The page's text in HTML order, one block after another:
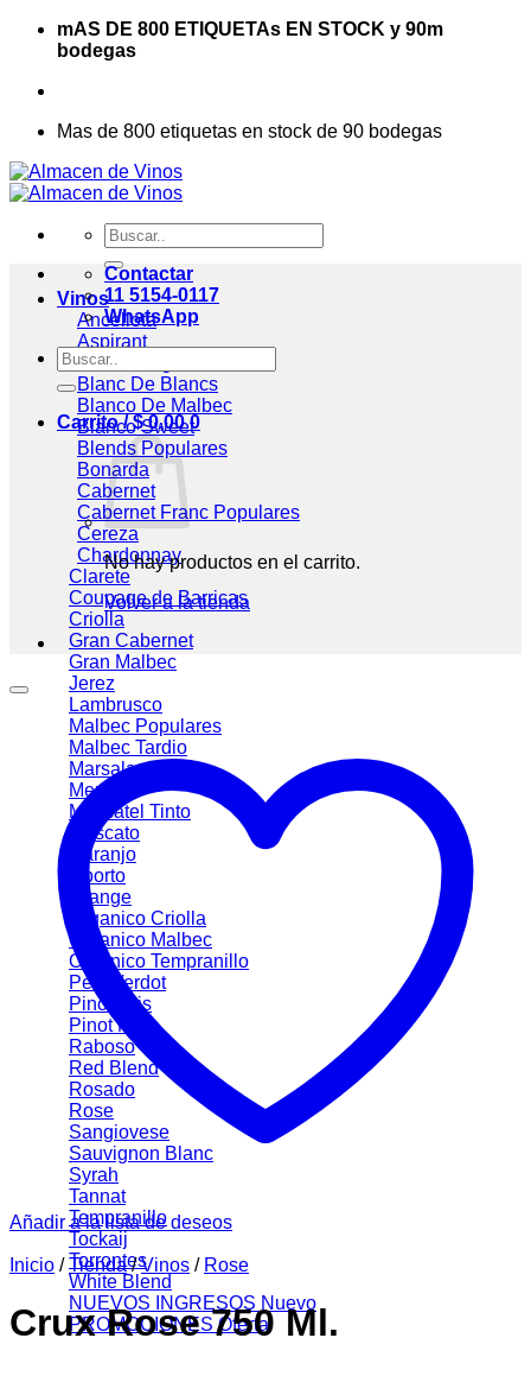
Saltar mAS DE 800 ETIQUETAs EN STOCK y 90m
bodegas
Mas de 800 etiquetas en stock de 90 bodegas
Buscar
por:
Vinos
Ancellota
Aspirant
Assemblage
Blanc De Blancs
Blanco De Malbec
Blanco Sweet
Blends
Bonarda
Cabernet
Cabernet Franc
Cereza
Chardonnay
Clarete
Coupage de Barricas
Criolla
Gran Cabernet
Gran Malbec
Jerez
Lambrusco
Malbec
Malbec Tardio
Marsala
Merlot
Moscatel Tinto
Moscato
Naranjo
Oporto
Orange
Organico Criolla
Organico Malbec
Organico Tempranillo
Petit Verdot
Pinot Gris
Pinot Noir
Raboso
Red Blend
Rosado
Rose
Sangiovese
Sauvignon Blanc
Syrah
Tannat
Tempranillo
Tockaij
Torrontes
White Blend
NUEVOS INGRESOS
PROMOCIONES
Contactar
11 5154-0117
WhatsApp
Buscar
por:
Carrito /$0,00 0
No hay productos en el carrito.
Volver a la tienda
Añadir a la lista de deseos
Inicio / Tienda / Vinos / Rose
Crux Rose 750 Ml.